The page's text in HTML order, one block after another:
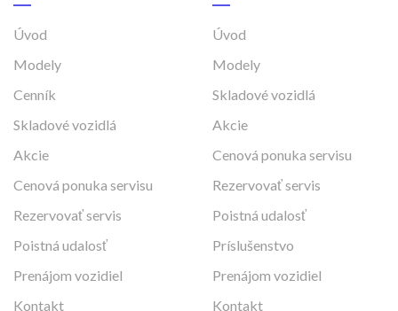
Úvod
Modely
Cenník
Skladové vozidlá
Akcie
Cenová ponuka servisu
Rezervovať servis
Poistná udalosť
Prenájom vozidiel
Kontakt
Úvod
Modely
Skladové vozidlá
Akcie
Cenová ponuka servisu
Rezervovať servis
Poistná udalosť
Príslušenstvo
Prenájom vozidiel
Kontakt